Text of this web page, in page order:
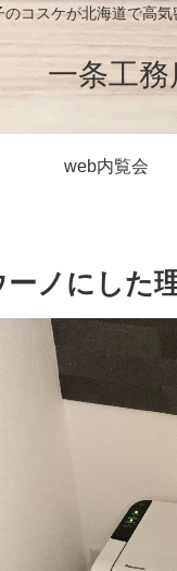
コスケが北海道で高
一条工
web内覧会
ノにした